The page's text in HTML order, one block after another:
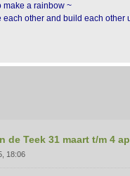
make a rainbow ~
each other and build each other
de Teek 31 maart t/m 4
18:06